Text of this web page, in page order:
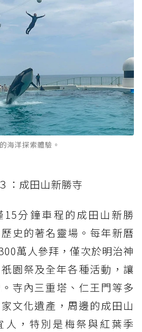
海洋探索體驗。
：成田山新勝寺
15分鐘車程的成田山新勝
史的著名靈場。每年新曆
萬人參拜，僅次於明治神
園祭及全年各種活動，讓
寺內三重塔、仁王門等多
文化遺產，周邊的成田山
人，特別是梅祭與紅葉季